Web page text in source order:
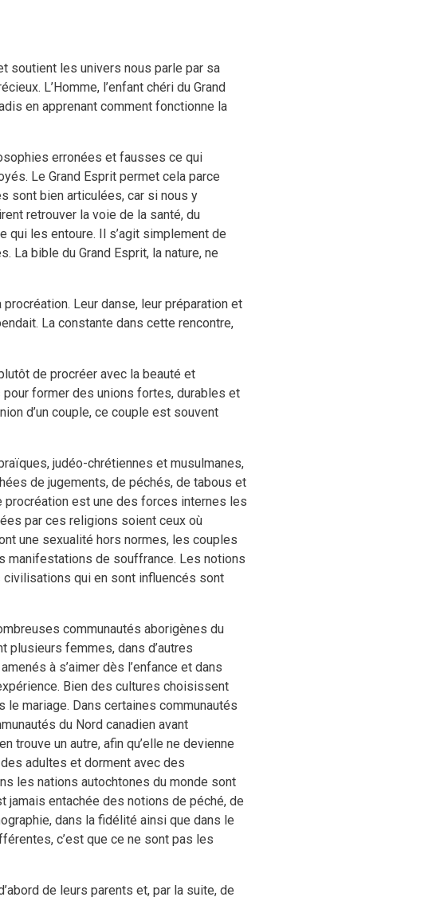
soutient les univers nous parle par sa
L’Homme, l’enfant chéri du Grand
en apprenant comment fonctionne la
erronées et fausses ce qui
Le Grand Esprit permet cela parce
sont bien articulées, car si nous y
retrouver la voie de la santé, du
qui les entoure. Il s’agit simplement de
bible du Grand Esprit, la nature, ne
Leur danse, leur préparation et
La constante dans cette rencontre,
de procréer avec la beauté et
pour former des unions fortes, durables et
d’un couple, ce couple est souvent
judéo-chrétiennes et musulmanes,
de jugements, de péchés, de tabous et
procréation est une des forces internes les
par ces religions soient ceux où
une sexualité hors normes, les couples
manifestations de souffrance. Les notions
qui en sont influencés sont
communautés aborigènes du
plusieurs femmes, dans d’autres
à s’aimer dès l’enfance et dans
Bien des cultures choisissent
le mariage. Dans certaines communautés
du Nord canadien avant
trouve un autre, afin qu’elle ne devienne
adultes et dorment avec des
les nations autochtones du monde sont
jamais entachée des notions de péché, de
dans la fidélité ainsi que dans le
c’est que ce ne sont pas les
de leurs parents et, par la suite, de